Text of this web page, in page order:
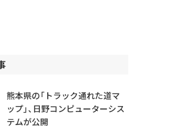
熊本県の「トラック通れた道マ
ップ」、日野コンピューターシス
テムが公開